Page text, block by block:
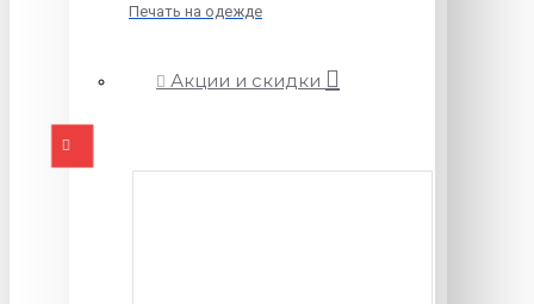
Печать на одежде
Акции и скидки